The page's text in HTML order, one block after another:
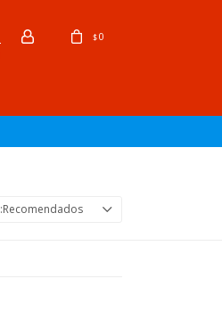
$0
Recomendados